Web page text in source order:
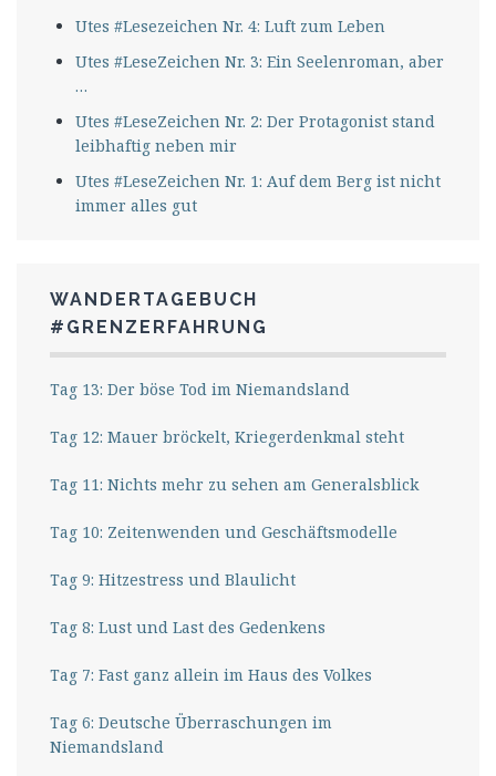
Utes #Lesezeichen Nr. 4: Luft zum Leben
Utes #LeseZeichen Nr. 3: Ein Seelenroman, aber
…
Utes #LeseZeichen Nr. 2: Der Protagonist stand
leibhaftig neben mir
Utes #LeseZeichen Nr. 1: Auf dem Berg ist nicht
immer alles gut
WANDERTAGEBUCH
#GRENZERFAHRUNG
Tag 13: Der böse Tod im Niemandsland
Tag 12: Mauer bröckelt, Kriegerdenkmal steht
Tag 11: Nichts mehr zu sehen am Generalsblick
Tag 10: Zeitenwenden und Geschäftsmodelle
Tag 9: Hitzestress und Blaulicht
Tag 8: Lust und Last des Gedenkens
Tag 7: Fast ganz allein im Haus des Volkes
Tag 6: Deutsche Überraschungen im
Niemandsland